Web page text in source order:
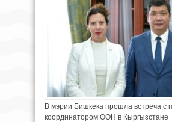
В мэрии Бишкека прошла встреча с
координатором ООН в Кыргызстане